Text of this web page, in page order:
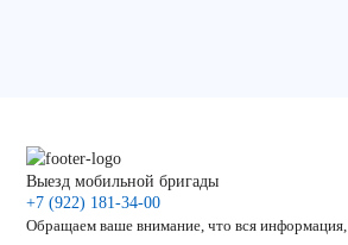
Выезд мобильной бригады
+7 (922) 181-34-00
Обращаем ваше внимание, что вся информация,